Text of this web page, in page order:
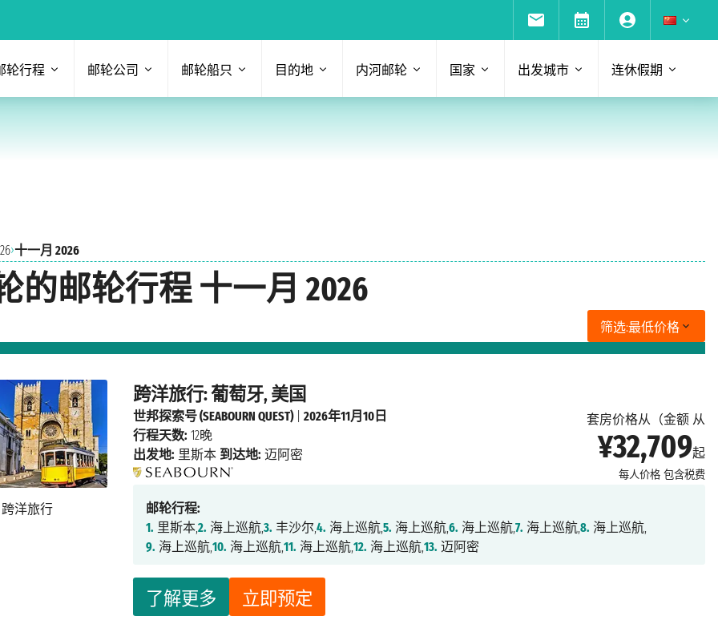
轮行程 邮轮公司 邮轮船只 目的地 内河邮轮 国家 出发城市 连休假期
›十一月 2026
邮轮行程 十一月 2026
筛选:最低价格
跨洋旅行: 葡萄牙, 美国
套房价格从（金额 从
¥32,709起
每人价格 包含税费
了解更多 立即预定
世邦探索号 (SEABOURN QUEST)|2026年11月10日
行程天数: 12晚
出发地: 里斯本 到达地: 迈阿密
邮轮行程:
1. 里斯本,2. 海上巡航,3. 丰沙尔,4. 海上巡航,5. 海上巡航,6. 海上巡航,7. 海上巡航,8. 海上巡航,
9. 海上巡航,10. 海上巡航,11. 海上巡航,12. 海上巡航,13. 迈阿密